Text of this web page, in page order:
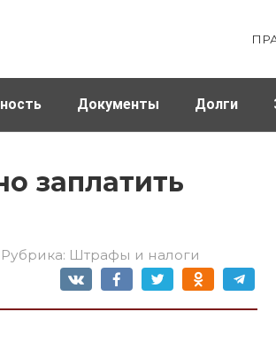
Документы Долги
заплатить
Рубрика: Штрафы и налоги